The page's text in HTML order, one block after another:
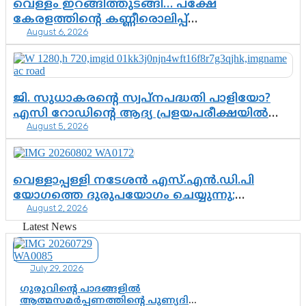
വെള്ളം ഇറങ്ങിത്തുടങ്ങി… പക്ഷേ
കേരളത്തിന്റെ കണ്ണീരൊലിപ്പ്
എന്നവസാനിക്കും?
August 6, 2026
ജി. സുധാകരന്റെ സ്വപ്നപദ്ധതി പാളിയോ?
എസി റോഡിന്റെ ആദ്യ പ്രളയപരീക്ഷയിൽ
ഉയരുന്നത് ഗുരുതര ചോദ്യങ്ങൾ
August 5, 2026
വെള്ളാപ്പള്ളി നടേശൻ എസ്.എൻ.ഡി.പി
യോഗത്തെ ദുരുപയോഗം ചെയ്യുന്നു;
ശ്രീനാരായണ പ്രസ്ഥാനത്തെ കാർന്നുതിന്നുന്ന
വിഷവിത്ത്: ഗോകുലം ഗോപാലൻ
August 2, 2026
Latest News
July 29, 2026
ഗുരുവിന്റെ പാദങ്ങളിൽ
ആത്മസമർപ്പണത്തിന്റെ പുണ്യദിനം;